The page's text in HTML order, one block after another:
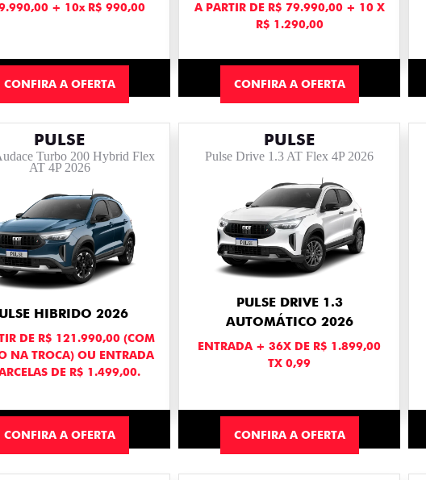
+ 10x R$ 990,00
CONFIRA A OFERTA
A PARTIR DE R$ 79.990,00 + 10 X
R$ 1.290,00
CONFIRA A OFERTA
PULSE
Turbo 200 Hybrid Flex
AT 4P 2026
HIBRIDO 2026
DE R$ 121.990,00 (COM
NA TROCA) OU ENTRADA
DE R$ 1.499,00.
CONFIRA A OFERTA
PULSE
Pulse Drive 1.3 AT Flex 4P 2026
PULSE DRIVE 1.3
AUTOMÁTICO 2026
ENTRADA + 36X DE R$ 1.899,00
TX 0,99
CONFIRA A OFERTA